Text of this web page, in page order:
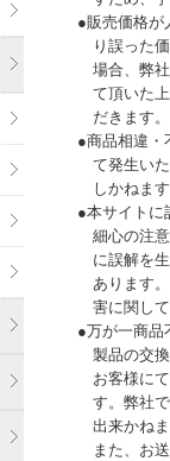
●販売価格が
り誤った
場合、弊
て頂いた
だきます。
●商品相違・
て発生い
しかねます
●本サイトに
細心の注
に誤解を
あります
害に関し
●万が一商品
製品の交
お客様に
す。弊社
出来かねま
また、お